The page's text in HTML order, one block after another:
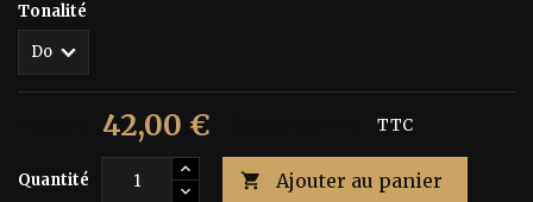
Tonalité
42,00 € TTC
Quantité  Ajouter au panier